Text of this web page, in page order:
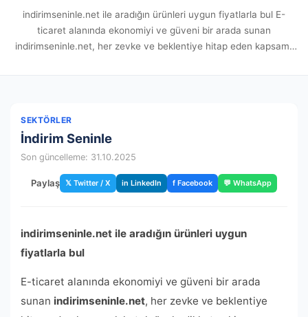
indirimseninle.net ile aradığın ürünleri uygun fiyatlarla bul E-
ticaret alanında ekonomiyi ve güveni bir arada sunan
indirimseninle.net, her zevke ve beklentiye hitap eden kapsamlı
SEKTÖRLER
İndirim Seninle
Son güncelleme: 31.10.2025
Paylaş 𝕏 Twitter / X in LinkedIn f Facebook 💬 WhatsApp
indirimseninle.net ile aradığın ürünleri uygun
fiyatlarla bul
E-ticaret alanında ekonomiyi ve güveni bir arada
sunan indirimseninle.net, her zevke ve beklentiye